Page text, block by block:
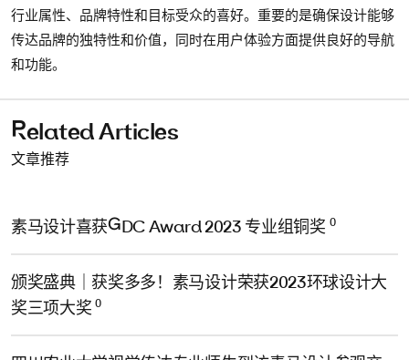
行业属性、品牌特性和目标受众的喜好。重要的是确保设计能够
传达品牌的独特性和价值，同时在用户体验方面提供良好的导航
和功能。
Related Articles
文章推荐
素马设计喜获GDC Award 2023 专业组铜奖 0
颁奖盛典｜获奖多多！素马设计荣获2023环球设计大
奖三项大奖 0